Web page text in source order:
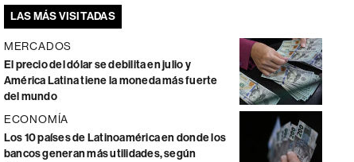
LAS MÁS VISITADAS
MERCADOS
El precio del dólar se debilita en julio y
América Latina tiene la moneda más fuerte
del mundo
ECONOMÍA
Los 10 países de Latinoamérica en donde los
bancos generan más utilidades, según